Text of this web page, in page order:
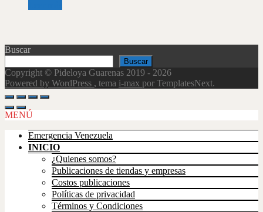
Buscar
Buscar
Copyright © Pideloya Guarenas 2019 - 2026
Powered by WordPress , tema i-max por TemplatesNext.
Scroll
Up
MENÚ
Emergencia Venezuela
INICIO
¿Quienes somos?
Publicaciones de tiendas y empresas
Costos publicaciones
Políticas de privacidad
Términos y Condiciones